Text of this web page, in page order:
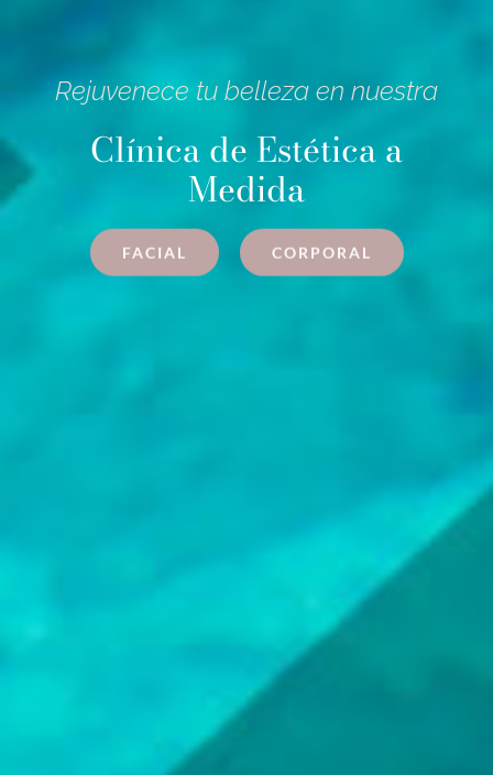
Rejuvenece tu belleza en nuestra
Clínica de Estética a
Medida
FACIAL CORPORAL